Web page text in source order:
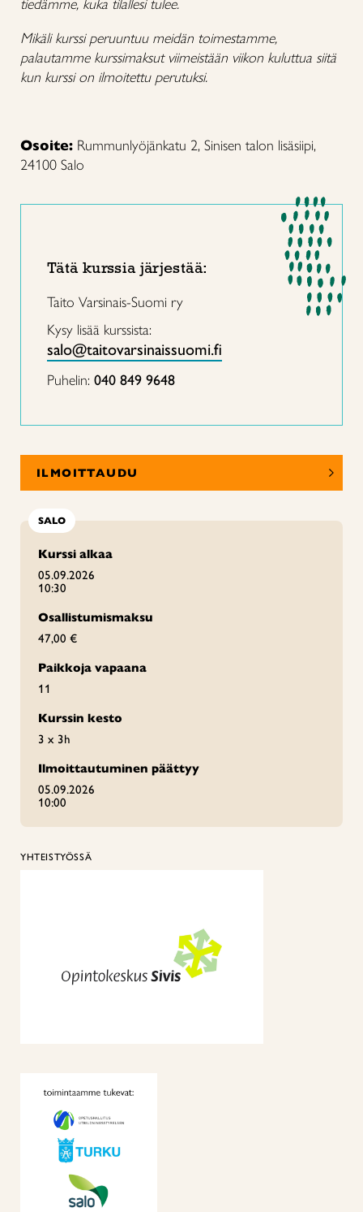
tiedämme, kuka tilallesi tulee.
Mikäli kurssi peruuntuu meidän toimestamme,
palautamme kurssimaksut viimeistään viikon kuluttua siitä
kun kurssi on ilmoitettu perutuksi.
Osoite: Rummunlyöjänkatu 2, Sinisen talon lisäsiipi,
24100 Salo
Tätä kurssia järjestää:
Taito Varsinais-Suomi ry
Kysy lisää kurssista:
salo@taitovarsinaissuomi.fi
Puhelin: 040 849 9648
ILMOITTAUDU
SALO
Kurssi alkaa
05.09.2026
10:30
Osallistumismaksu
47,00 €
Paikkoja vapaana
11
Kurssin kesto
3 x 3h
Ilmoittautuminen päättyy
05.09.2026
10:00
YHTEISTYÖSSÄ